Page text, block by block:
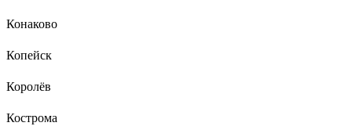
Конаково
Копейск
Королёв
Кострома